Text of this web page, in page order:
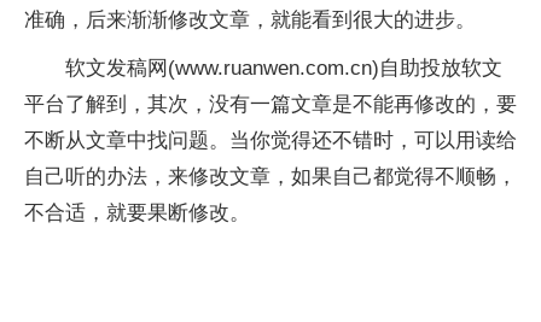
准确，后来渐渐修改文章，就能看到很大的进步。
软文发稿网(www.ruanwen.com.cn)自助投放软文
平台了解到，其次，没有一篇文章是不能再修改的，要
不断从文章中找问题。当你觉得还不错时，可以用读给
自己听的办法，来修改文章，如果自己都觉得不顺畅，
不合适，就要果断修改。